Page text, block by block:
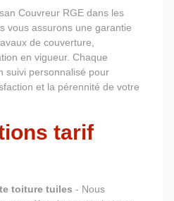
Couvreur RGE dans les
vous assurons une garantie
de couverture,
en vigueur. Chaque
suivi personnalisé pour
et la pérennité de votre
tarif
toiture tuiles - Nous